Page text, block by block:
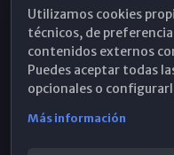
Hemeroteca
WhatsApp
Utilizamos cookies
técnicos, de
contenidos externos
Puedes aceptar todas
opcionales o
Más información